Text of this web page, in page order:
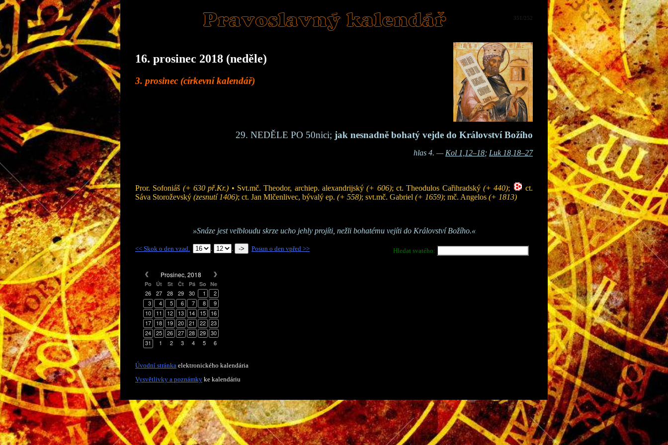
351/252
Pravoslavný kalendář
16. prosinec 2018 (neděle)
3. prosinec (církevní kalendář)
29. NEDĚLE PO 50nici; jak nesnadně bohatý vejde do Království Božího
hlas 4. — Kol 1,12–18; Luk 18,18–27
Pror. Sofoniáš (+ 630 př.Kr.) • Svt.mč. Theodor, archiep. alexandrijský(+ 606); ct. Theodulos Cařihradský(+ 440);
ct.
Sáva Storoževský (zesnutí 1406); ct. Jan Mlčenlivec, bývalý ep. (+ 558); svt.mč. Gabriel (+ 1659); mč. Angelos (+ 1813)
»Snáze jest velbloudu skrze ucho jehly projíti, nežli bohatému vejíti do Království Božího.«
Hledat svatého:
<< Skok o den vzad. . . Posun o den vpřed >>
Prosinec, 2018
Po Út St Čt Pá So Ne
26 27 28 29 30 1
2
3
4 5 6 7 8
9
10
11 12 13 14 15
16
17
18 19 20 21 22
23
24
25 26 27 28 29
30
31
1 2 3 4 5 6
Úvodní stránka elektronického kalendária
Vysvětlivky a poznámky ke kalendáriu